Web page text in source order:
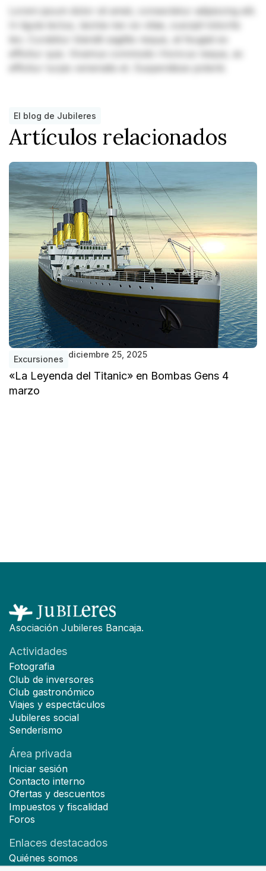
Lorem ipsum dolor sit amet, consectetur adipiscing elit.
In ligula lectus, lacinia nec ex vitae, suscipit lobortis
leo. Curabitur blandit sagittis neque, at feugiat ex
efficitur quis. Vivamus commodo rhoncus neque, ac
efficitur turpis venenatis et. Suspendisse potenti.
El blog de Jubileres
Artículos relacionados
Excursiones diciembre 25, 2025
«La Leyenda del Titanic» en Bombas Gens 4
marzo
Asociación Jubileres Bancaja.
Actividades
Fotografia
Club de inversores
Club gastronómico
Viajes y espectáculos
Jubileres social
Senderismo
Área privada
Iniciar sesión
Contacto interno
Ofertas y descuentos
Impuestos y fiscalidad
Foros
Enlaces destacados
Quiénes somos